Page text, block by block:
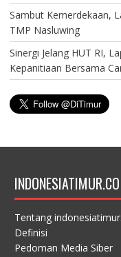
Sambut Kemerdekaan,
TMP Nasluwing
Sinergi Jelang HUT RI,
Kepanitiaan Bersama
INDONESIATIMUR.CO
Tentang
Definisi
Pedoman Media Siber